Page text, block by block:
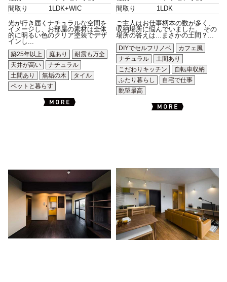
間取り
1LDK+WIC
光が行き届くナチュラルな空間を
イメージし、お部屋の素材は全体
的に明るい色のクリア塗装でデザ
インし...
築25年以上
庭あり
耐震も万全
天井が高い
ナチュラル
土間あり
無垢の木
タイル
ペットと暮らす
間取り
1LDK
ご主人はお仕事柄本の数が多く、
収納場所に悩んでいました。 その
場所の答えは...まさかの土間？...
DIYでセルフリノベ
カフェ風
ナチュラル
土間あり
こだわりキッチン
自転車収納
ふたり暮らし
自宅で仕事
眺望最高